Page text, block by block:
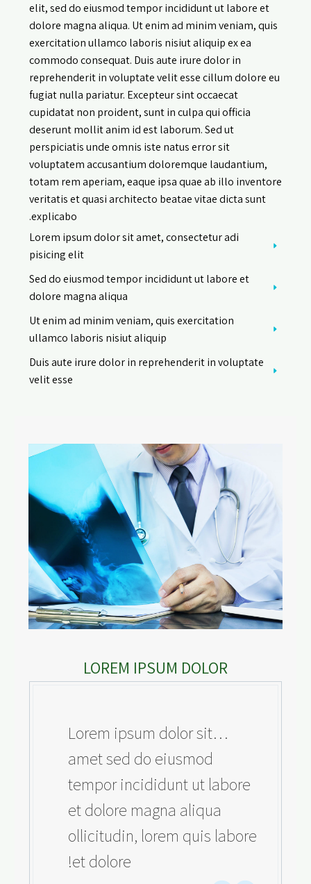
elit, sed do eiusmod tempor incididunt ut labore et
dolore magna aliqua. Ut enim ad minim veniam, quis
exercitation ullamco laboris nisiut aliquip ex ea
commodo consequat. Duis aute irure dolor in
reprehenderit in voluptate velit esse cillum dolore eu
fugiat nulla pariatur. Excepteur sint occaecat
cupidatat non proident, sunt in culpa qui officia
deserunt mollit anim id est laborum. Sed ut
perspiciatis unde omnis iste natus error sit
voluptatem accusantium doloremque laudantium,
totam rem aperiam, eaque ipsa quae ab illo inventore
veritatis et quasi architecto beatae vitae dicta sunt
explicabo.
Lorem ipsum dolor sit amet, consectetur adi
pisicing elit
Sed do eiusmod tempor incididunt ut labore et
dolore magna aliqua
Ut enim ad minim veniam, quis exercitation
ullamco laboris nisiut aliquip
Duis aute irure dolor in reprehenderit in voluptate
velit esse
LOREM IPSUM DOLOR
…Lorem ipsum dolor sit
amet sed do eiusmod
tempor incididunt ut labore
et dolore magna aliqua
ollicitudin, lorem quis labore
et dolore!